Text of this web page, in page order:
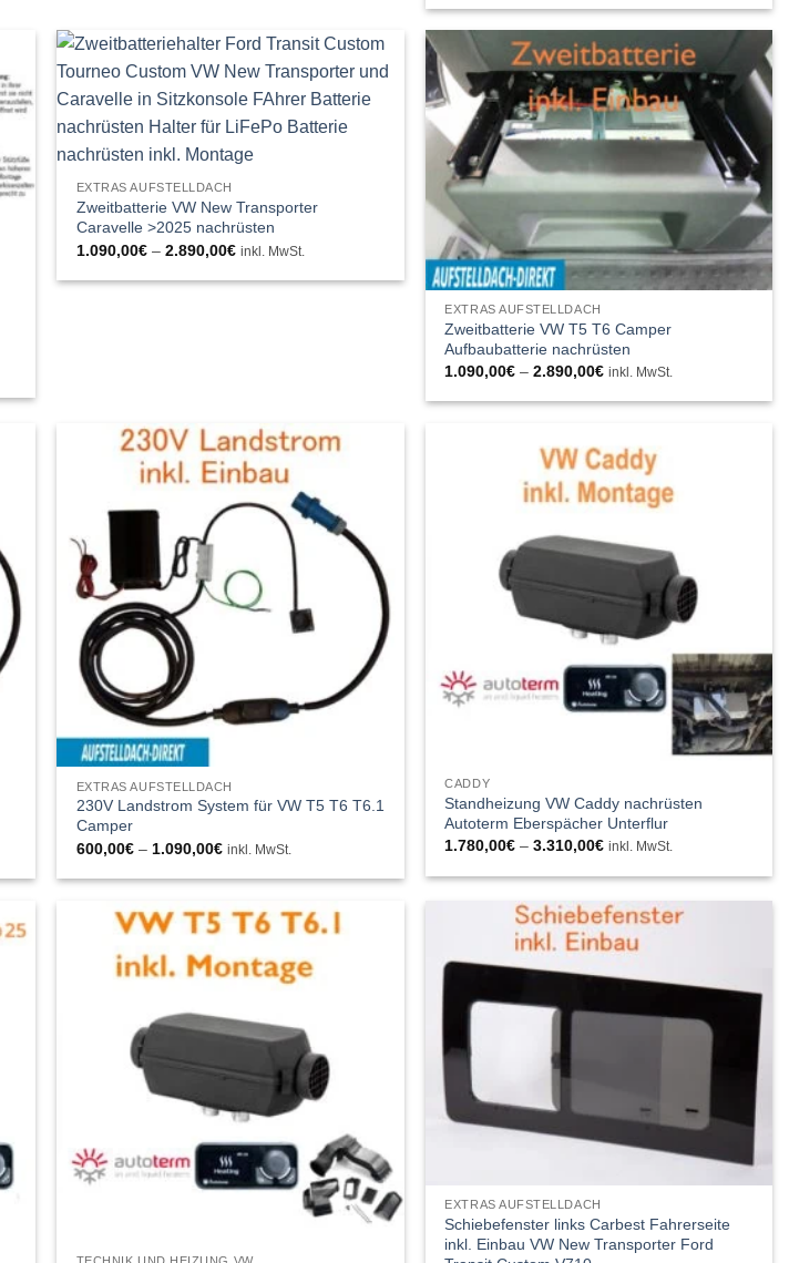
EXTRAS AUFSTELLDACH
Zweitbatterie VW New Transporter
Caravelle >2025 nachrüsten
1.090,00€ – 2.890,00€Preisspanne:
bis
inkl. MwSt.
EXTRAS AUFSTELLDACH
Zweitbatterie VW T5 T6 Camper
Aufbaubatterie nachrüsten
1.090,00€ –2.890,00€Preisspanne:
bis
inkl. MwSt.
EXTRAS AUFSTELLDACH
230V Landstrom System für VW T5 T6 T6.1
Camper
600,00€ – 1.090,00€Preisspanne:
bis
inkl. MwSt.
CADDY
Standheizung VW Caddy nachrüsten
Autoterm Eberspächer Unterflur
1.780,00€ –3.310,00€Preisspanne:
bis
inkl. MwSt.
EXTRAS AUFSTELLDACH
Schiebefenster links Carbest Fahrerseite
inkl. Einbau VW New Transporter Ford